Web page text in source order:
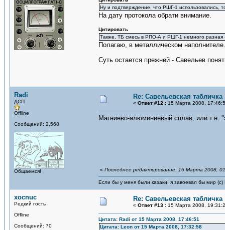
Ну и подтверждение, что РШГ-1 использовались,
На дату протокола обрати внимание.
Цитировать
Также, ТБ смесь в РПО-А и РШГ-1 немного разная
Полагаю, в металлическом
Суть остается прежней - Савельев
Radi
ДСП
Offline
Сообщений: 2,568
Общаемся!
Re: Савельевская табличка
« Ответ #12 : 15 Марта 2008,
Магниево-алюминиевый сплав, или т.н.
« Последнее редактирование: 16 Марта 2008,
Если бы у меня были казаки, я завоевал бы мир
xocnuc
Редкий гость
Offline
Сообщений: 70
Re: Савельевская табличка
« Ответ #13 : 15 Марта 2008,
Цитата: Radi от 15 Марта 2008, 17:46:51
Цитата: Leon от 15 Марта 2008, 17:32:58